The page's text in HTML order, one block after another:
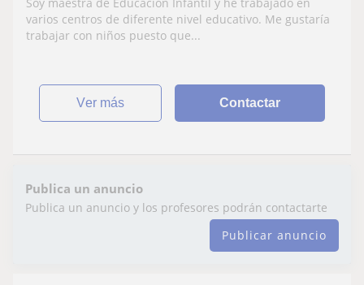
varios centros de diferente nivel educativo. Me gustaría
trabajar con niños puesto que...
ver más Contactar
Publica un anuncio
Publica un anuncio y los profesores podrán contactarte
Publicar anuncio